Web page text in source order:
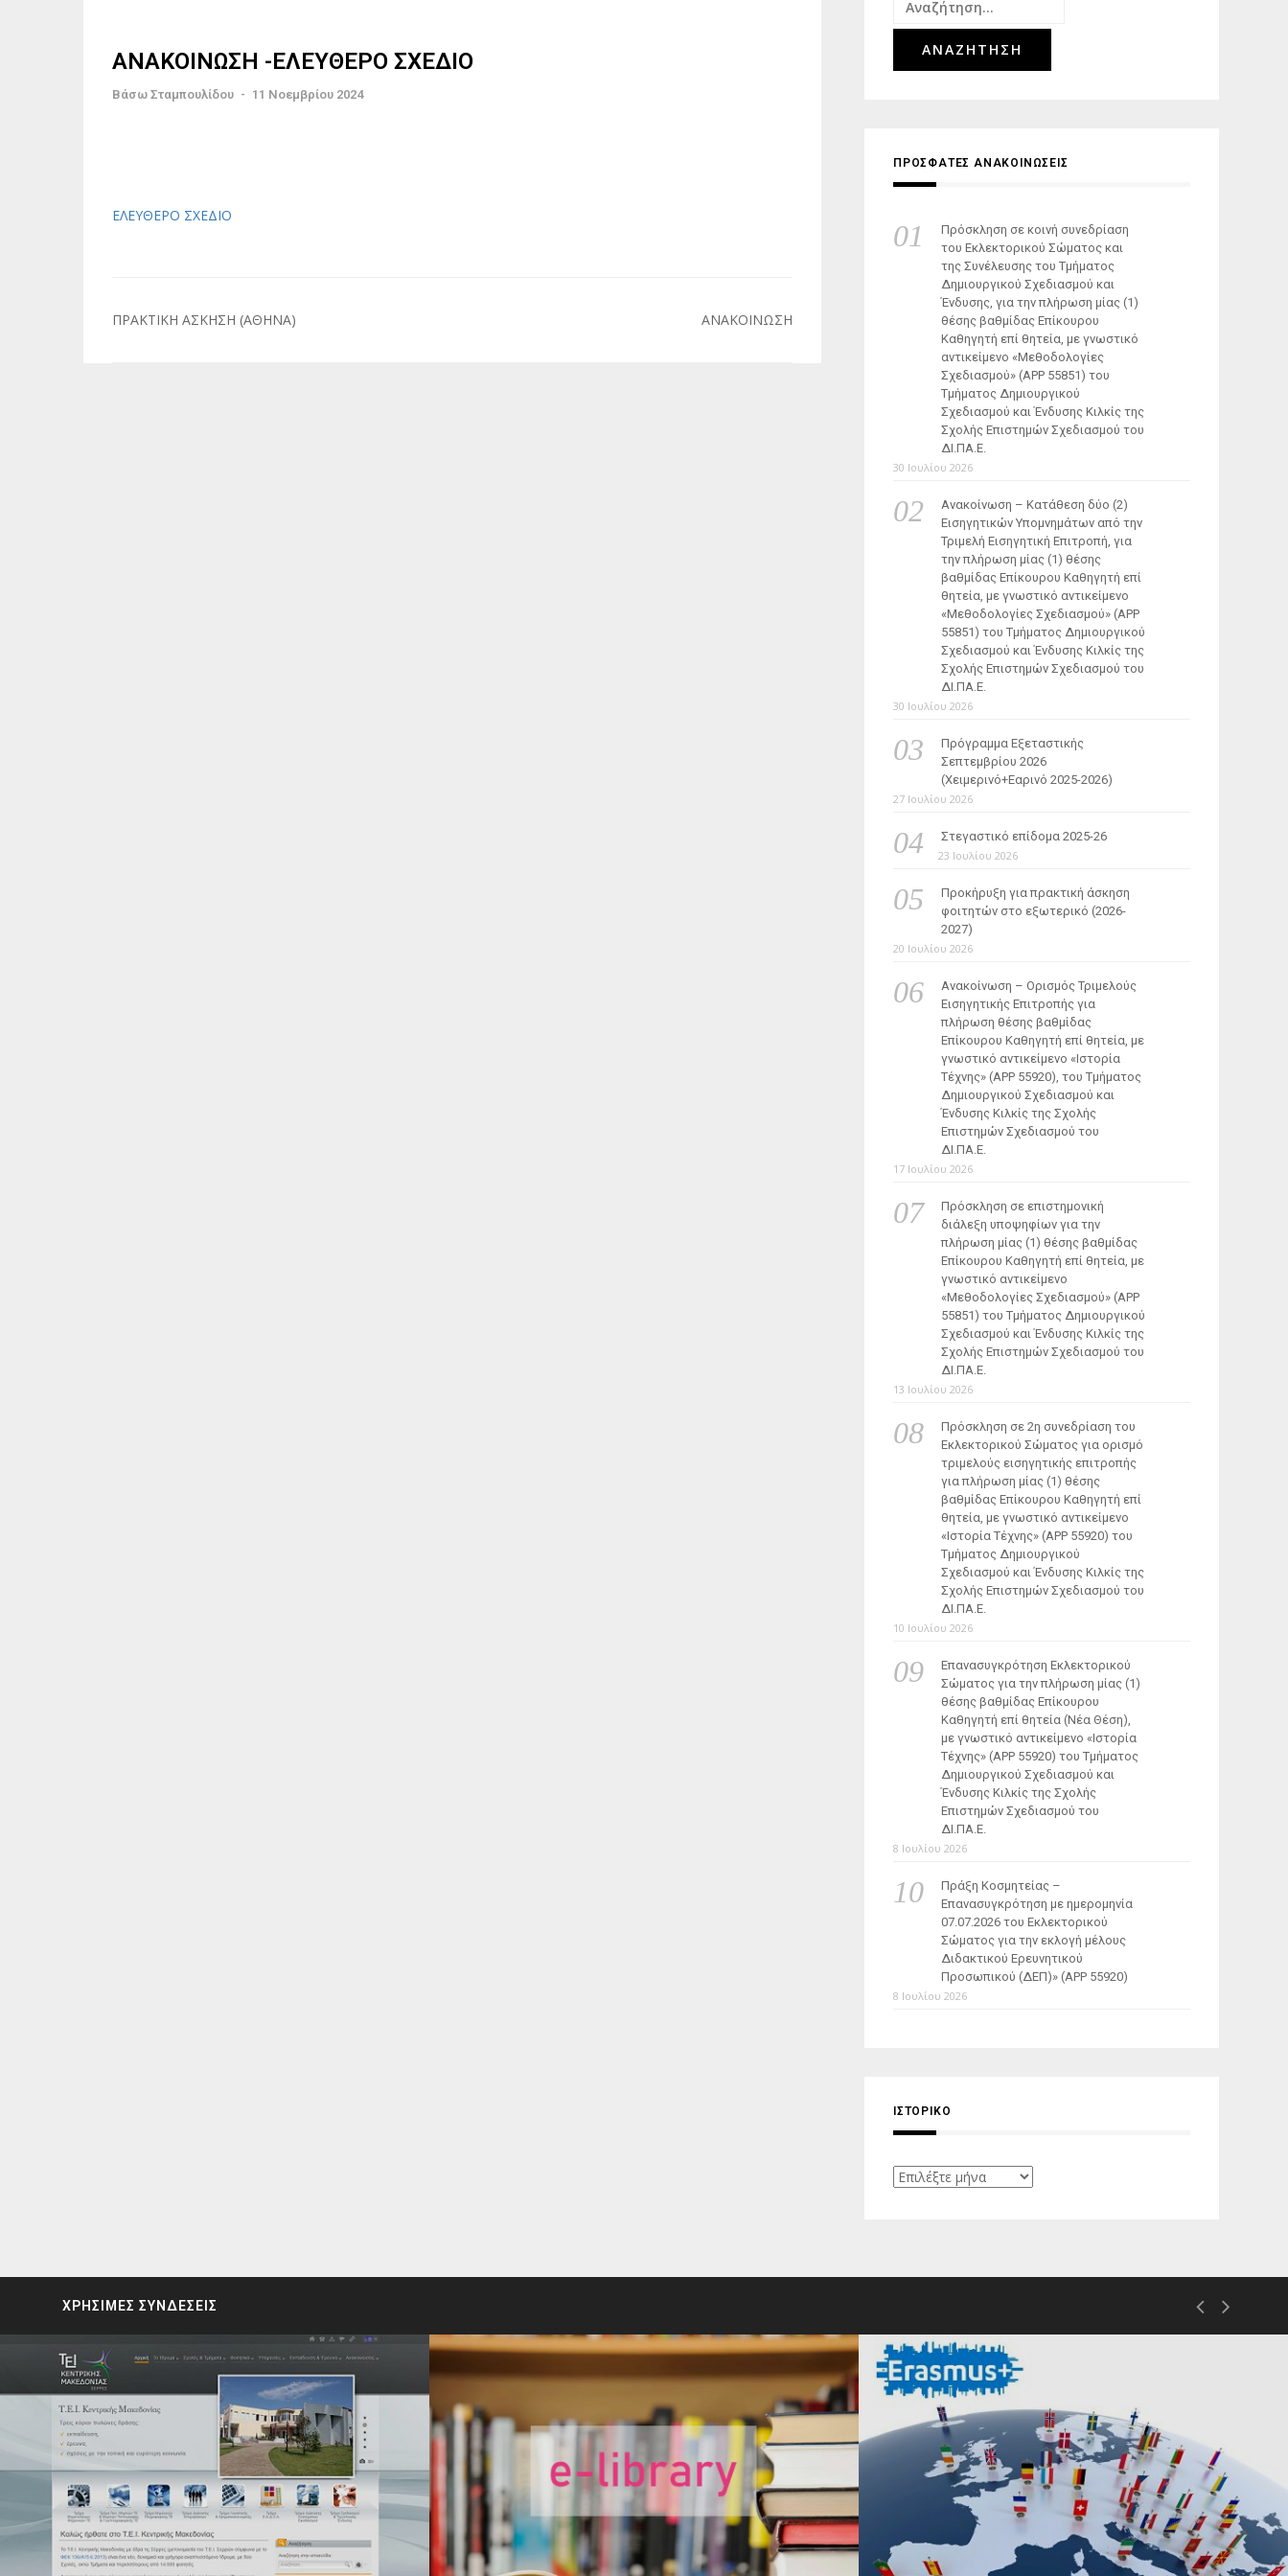
ΑΝΑΚΟΙΝΩΣΗ -ΕΛΕΥΘΕΡΟ ΣΧΕΔΙΟ
Βάσω Σταμπουλίδου - 11 Νοεμβρίου 2024
ΕΛΕΥΘΕΡΟ ΣΧΕΔΙΟ
Πλοήγηση
ΠΡΑΚΤΙΚΗ ΑΣΚΗΣΗ (ΑΘΗΝΑ) ΑΝΑΚΟΙΝΩΣΗ
για:
ΠΡΟΣΦΑΤΕΣ ΑΝΑΚΟΙΝΩΣΕΙΣ
Πρόσκληση σε κοινή συνεδρίαση
του Εκλεκτορικού Σώματος και
της Συνέλευσης του Τμήματος
Δημιουργικού Σχεδιασμού και
Ένδυσης, για την πλήρωση μίας (1)
θέσης βαθμίδας Επίκουρου
Καθηγητή επί θητεία, με γνωστικό
αντικείμενο «Μεθοδολογίες
Σχεδιασμού» (ΑΡΡ 55851) του
Τμήματος Δημιουργικού
Σχεδιασμού και Ένδυσης Κιλκίς της
Σχολής Επιστημών Σχεδιασμού του
ΔΙ.ΠΑ.Ε.
30 Ιουλίου 2026
Ανακοίνωση – Κατάθεση δύο (2)
Εισηγητικών Υπομνημάτων από την
Τριμελή Εισηγητική Επιτροπή, για
την πλήρωση μίας (1) θέσης
βαθμίδας Επίκουρου Καθηγητή επί
θητεία, με γνωστικό αντικείμενο
«Μεθοδολογίες Σχεδιασμού» (ΑΡΡ
55851) του Τμήματος Δημιουργικού
Σχεδιασμού και Ένδυσης Κιλκίς της
Σχολής Επιστημών Σχεδιασμού του
ΔΙ.ΠΑ.Ε.
30 Ιουλίου 2026
Πρόγραμμα Εξεταστικής
Σεπτεμβρίου 2026
(Χειμερινό+Εαρινό 2025-2026)
27 Ιουλίου 2026
Στεγαστικό επίδομα 2025-26
23 Ιουλίου 2026
Προκήρυξη για πρακτική άσκηση
φοιτητών στο εξωτερικό (2026-
2027)
20 Ιουλίου 2026
Ανακοίνωση – Ορισμός Τριμελούς
Εισηγητικής Επιτροπής για
πλήρωση θέσης βαθμίδας
Επίκουρου Καθηγητή επί θητεία, με
γνωστικό αντικείμενο «Ιστορία
Τέχνης» (ΑΡΡ 55920), του Τμήματος
Δημιουργικού Σχεδιασμού και
Ένδυσης Κιλκίς της Σχολής
Επιστημών Σχεδιασμού του
ΔΙ.ΠΑ.Ε.
17 Ιουλίου 2026
Πρόσκληση σε επιστημονική
διάλεξη υποψηφίων για την
πλήρωση μίας (1) θέσης βαθμίδας
Επίκουρου Καθηγητή επί θητεία, με
γνωστικό αντικείμενο
«Μεθοδολογίες Σχεδιασμού» (ΑΡΡ
55851) του Τμήματος Δημιουργικού
Σχεδιασμού και Ένδυσης Κιλκίς της
Σχολής Επιστημών Σχεδιασμού του
ΔΙ.ΠΑ.Ε.
13 Ιουλίου 2026
Πρόσκληση σε 2η συνεδρίαση του
Εκλεκτορικού Σώματος για ορισμό
τριμελούς εισηγητικής επιτροπής
για πλήρωση μίας (1) θέσης
βαθμίδας Επίκουρου Καθηγητή επί
θητεία, με γνωστικό αντικείμενο
«Ιστορία Τέχνης» (ΑΡΡ 55920) του
Τμήματος Δημιουργικού
Σχεδιασμού και Ένδυσης Κιλκίς της
Σχολής Επιστημών Σχεδιασμού του
ΔΙ.ΠΑ.Ε.
10 Ιουλίου 2026
Επανασυγκρότηση Εκλεκτορικού
Σώματος για την πλήρωση μίας (1)
θέσης βαθμίδας Επίκουρου
Καθηγητή επί θητεία (Νέα Θέση),
με γνωστικό αντικείμενο «Ιστορία
Τέχνης» (ΑΡΡ 55920) του Τμήματος
Δημιουργικού Σχεδιασμού και
Ένδυσης Κιλκίς της Σχολής
Επιστημών Σχεδιασμού του
ΔΙ.ΠΑ.Ε.
8 Ιουλίου 2026
Πράξη Κοσμητείας –
Επανασυγκρότηση με ημερομηνία
07.07.2026 του Εκλεκτορικού
Σώματος για την εκλογή μέλους
Διδακτικού Ερευνητικού
Προσωπικού (ΔΕΠ)» (APP 55920)
8 Ιουλίου 2026
ΙΣΤΟΡΙΚΌ
Ιστορικό
ΧΡΗΣΙΜΕΣ ΣΥΝΔΕΣΕΙΣ